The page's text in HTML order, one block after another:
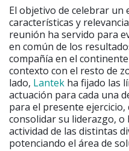
El objetivo de celebrar un
características y
reunión ha servido para
en común de los
compañía en el
contexto con el resto de
lado, Lantek ha fijado las
actuación para cada una
para el presente
consolidar su liderazgo,
actividad de las distintas
potenciando el área de